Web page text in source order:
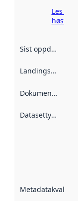
Les mer
høsting
Sist oppdatert
Landingsside
Dokumentasjon
Datasettype
Metadatakvalitet